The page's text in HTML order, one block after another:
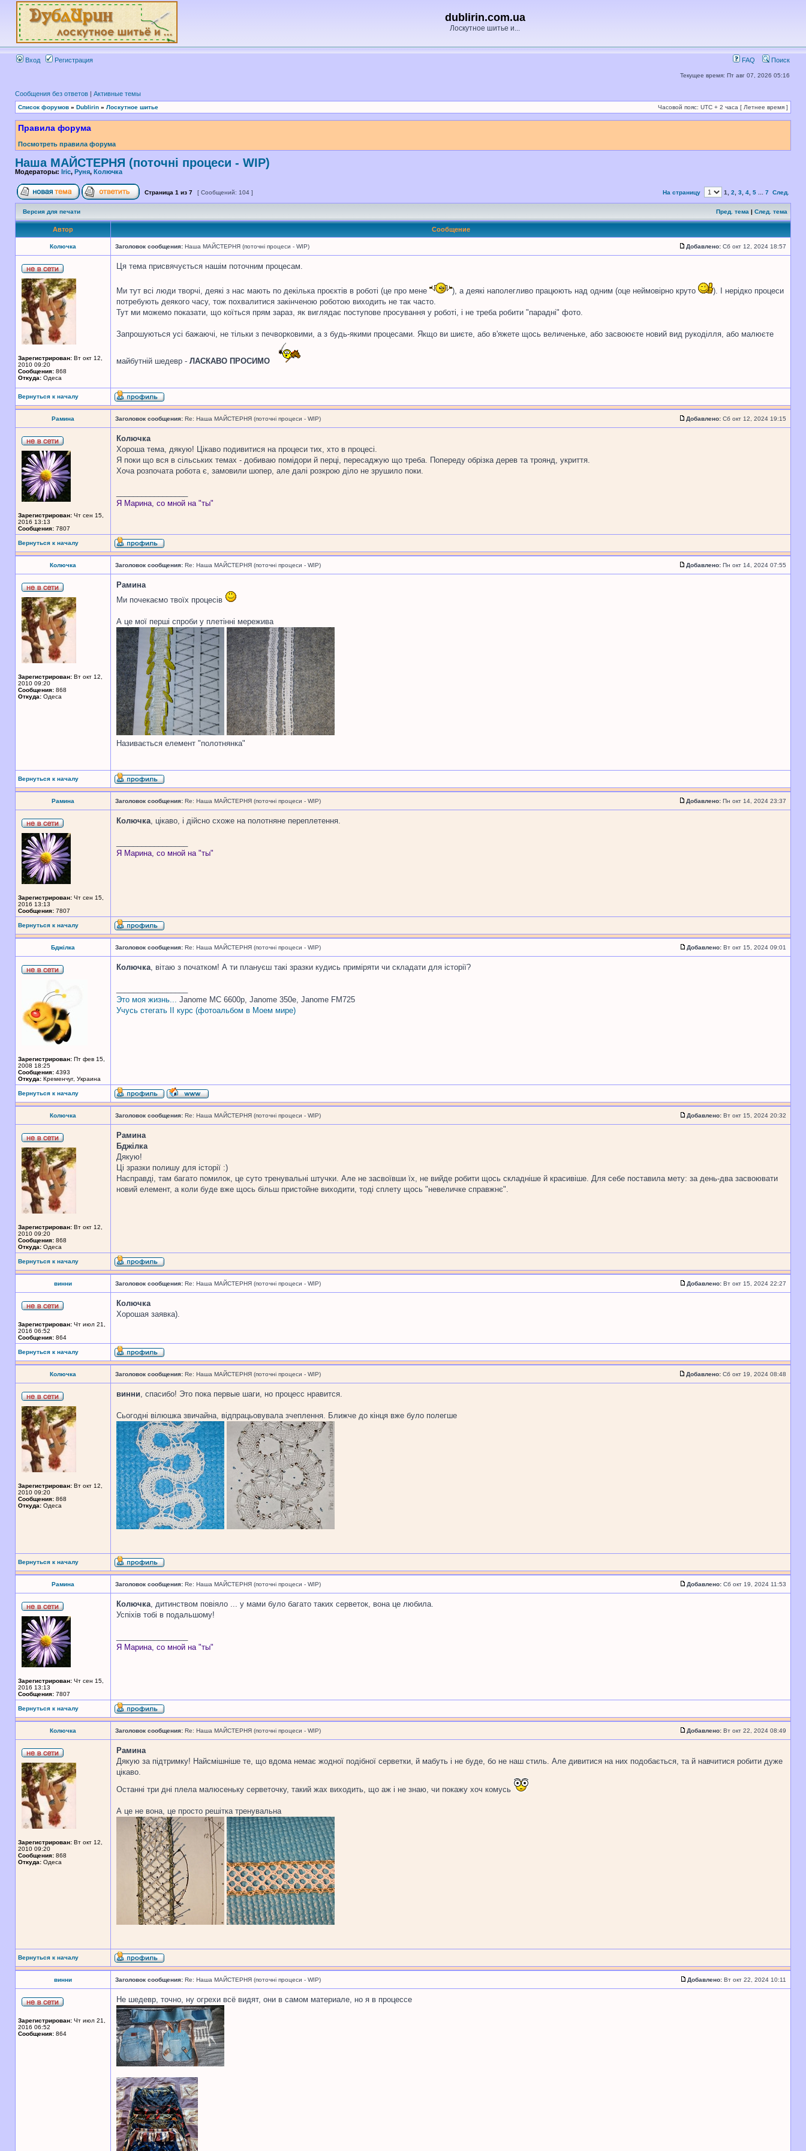
dublirin.com.ua
Лоскутное шитье и...
Вход Регистрация FAQ Поиск
Текущее время: Пт авг 07, 2026 05:16
Сообщения без ответов | Активные темы
Список форумов » Dublirin » Лоскутное шитье Часовой пояс: UTC + 2 часа [ Летнее время ]
Правила форума
Посмотреть правила форума
Наша МАЙСТЕРНЯ (поточні процеси - WIP)
Модераторы: Iric, Руня, Колючка
Страница 1 из 7 [ Сообщений: 104 ] На страницу 1 2 3 4 5 7 След.
Версия для печати Пред. тема | След. тема
Автор Сообщение
Колючка Заголовок сообщения: Наша МАЙСТЕРНЯ (поточні процеси - WIP) Добавлено: Сб окт 12, 2024 18:57
Зарегистрирован: Вт окт 12,
2010 09:20
Сообщения: 868
Откуда: Одеса
Ця тема присвячується нашім поточним процесам.
Ми тут всі люди творчі, деякі з нас мають по декілька проєктів в роботі (це про мене ), а деякі наполегливо працюють над одним (оце неймовірно круто
). І нерідко процеси
потребують деякого часу, тож похвалитися закінченою роботою виходить не так часто.
Тут ми можемо показати, що коїться прям зараз, як виглядає поступове просування у роботі, і не треба робити "парадні" фото.
Запрошуються усі бажаючі, не тільки з печворковими, а з будь-якими процесами. Якщо ви шиєте, або в'яжете щось величеньке, або засвоюєте новий вид рукоділля, або малюєте
майбутній шедевр - ЛАСКАВО ПРОСИМО
Вернуться к началу
Рамина Заголовок сообщения: Re: Наша МАЙСТЕРНЯ (поточні процеси - WIP) Добавлено: Сб окт 12, 2024 19:15
Зарегистрирован: Чт сен 15,
2016 13:13
Сообщения: 7807
Колючка
Хороша тема, дякую! Цікаво подивитися на процеси тих, хто в процесі.
Я поки що вся в сільських темах - добиваю помідори й перці, пересаджую що треба. Попереду обрізка дерев та троянд, укриття.
Хоча розпочата робота є, замовили шопер, але далі розкрою діло не зрушило поки.
Я Марина, со мной на "ты"
Вернуться к началу
Колючка Заголовок сообщения: Re: Наша МАЙСТЕРНЯ (поточні процеси - WIP) Добавлено: Пн окт 14, 2024 07:55
Зарегистрирован: Вт окт 12,
2010 09:20
Сообщения: 868
Откуда: Одеса
Рамина
Ми почекаємо твоїх процесів
А це мої перші спроби у плетінні мережива
Називається елемент "полотнянка"
Вернуться к началу
Рамина Заголовок сообщения: Re: Наша МАЙСТЕРНЯ (поточні процеси - WIP) Добавлено: Пн окт 14, 2024 23:37
Зарегистрирован: Чт сен 15,
2016 13:13
Сообщения: 7807
Колючка, цікаво, і дійсно схоже на полотняне переплетення.
Я Марина, со мной на "ты"
Вернуться к началу
Бджілка Заголовок сообщения: Re: Наша МАЙСТЕРНЯ (поточні процеси - WIP) Добавлено: Вт окт 15, 2024 09:01
Зарегистрирован: Пт фев 15,
2008 18:25
Сообщения: 4393
Откуда: Кременчуг, Украина
Колючка, вітаю з початком! А ти плануєш такі зразки кудись приміряти чи складати для історії?
Это моя жизнь... Janome MC 6600p, Janome 350e, Janome FM725
Учусь стегать II курс (фотоальбом в Моем мире)
Вернуться к началу
Колючка Заголовок сообщения: Re: Наша МАЙСТЕРНЯ (поточні процеси - WIP) Добавлено: Вт окт 15, 2024 20:32
Зарегистрирован: Вт окт 12,
2010 09:20
Сообщения: 868
Откуда: Одеса
Рамина
Бджілка
Дякую!
Ці зразки полишу для історії :)
Насправді, там багато помилок, це суто тренувальні штучки. Але не засвоївши їх, не вийде робити щось складніше й красивіше. Для себе поставила мету: за день-два засвоювати
новий елемент, а коли буде вже щось більш пристойне виходити, тоді сплету щось "невеличке справжнє".
Вернуться к началу
винни Заголовок сообщения: Re: Наша МАЙСТЕРНЯ (поточні процеси - WIP) Добавлено: Вт окт 15, 2024 22:27
Зарегистрирован: Чт июл 21,
2016 06:52
Сообщения: 864
Колючка
Хорошая заявка).
Вернуться к началу
Колючка Заголовок сообщения: Re: Наша МАЙСТЕРНЯ (поточні процеси - WIP) Добавлено: Сб окт 19, 2024 08:48
Зарегистрирован: Вт окт 12,
2010 09:20
Сообщения: 868
Откуда: Одеса
винни, спасибо! Это пока первые шаги, но процесс нравится.
Сьогодні вілюшка звичайна, відпрацьовувала зчеплення. Ближче до кінця вже було полегше
Вернуться к началу
Рамина Заголовок сообщения: Re: Наша МАЙСТЕРНЯ (поточні процеси - WIP) Добавлено: Сб окт 19, 2024 11:53
Зарегистрирован: Чт сен 15,
2016 13:13
Сообщения: 7807
Колючка, дитинством повіяло ... у мами було багато таких серветок, вона це любила.
Успіхів тобі в подальшому!
Я Марина, со мной на "ты"
Вернуться к началу
Колючка Заголовок сообщения: Re: Наша МАЙСТЕРНЯ (поточні процеси - WIP) Добавлено: Вт окт 22, 2024 08:49
Зарегистрирован: Вт окт 12,
2010 09:20
Сообщения: 868
Откуда: Одеса
Рамина
Дякую за підтримку! Найсмішніше те, що вдома немає жодної подібної серветки, й мабуть і не буде, бо не наш стиль. Але дивитися на них подобається, та й навчитися робити дуже
цікаво.
Останні три дні плела малюсеньку серветочку, такий жах виходить, що аж і не знаю, чи покажу хоч комусь
А це не вона, це просто решітка тренувальна
Вернуться к началу
винни Заголовок сообщения: Re: Наша МАЙСТЕРНЯ (поточні процеси - WIP) Добавлено: Вт окт 22, 2024 10:11
Зарегистрирован: Чт июл 21,
2016 06:52
Сообщения: 864
Не шедевр, точно, ну огрехи всё видят, они в самом материале, но я в процессе